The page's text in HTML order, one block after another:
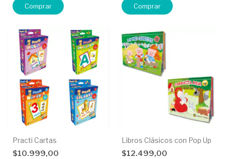
Comprar Comprar
Practi Cartas
$10.999,00
Libros Clásicos con Pop Up
$12.499,00